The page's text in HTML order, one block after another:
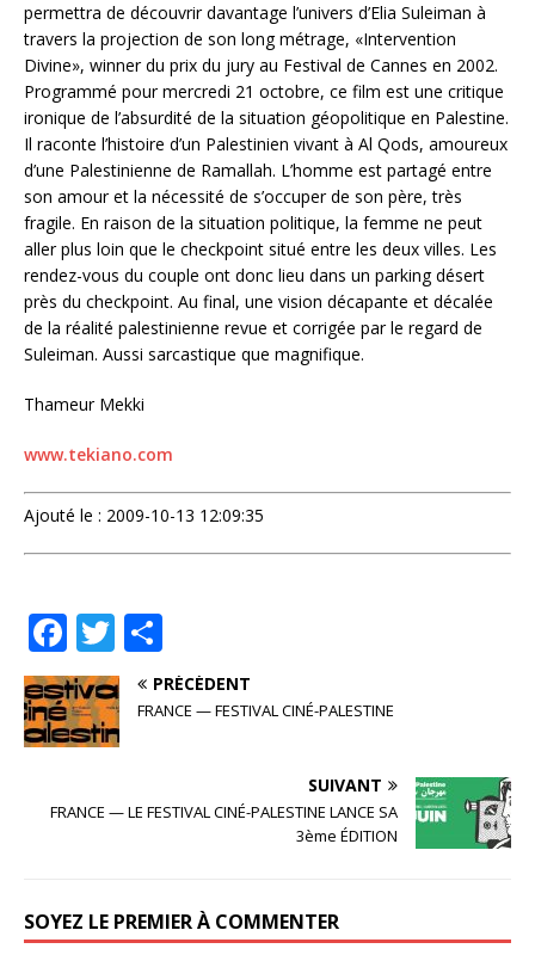
permettra de découvrir davantage l’univers d’Elia Suleiman à
travers la projection de son long métrage, «Intervention
Divine», winner du prix du jury au Festival de Cannes en 2002.
Programmé pour mercredi 21 octobre, ce film est une critique
ironique de l’absurdité de la situation géopolitique en Palestine.
Il raconte l’histoire d’un Palestinien vivant à Al Qods, amoureux
d’une Palestinienne de Ramallah. L’homme est partagé entre
son amour et la nécessité de s’occuper de son père, très
fragile. En raison de la situation politique, la femme ne peut
aller plus loin que le checkpoint situé entre les deux villes. Les
rendez-vous du couple ont donc lieu dans un parking désert
près du checkpoint. Au final, une vision décapante et décalée
de la réalité palestinienne revue et corrigée par le regard de
Suleiman. Aussi sarcastique que magnifique.
Thameur Mekki
www.tekiano.com
Ajouté le : 2009-10-13 12:09:35
F
a
c
e
o
T
w
it
te
ar
ta
r
PRÉCÉDENT
FRANCE — FESTIVAL CINÉ-PALESTINE
SUIVANT
FRANCE — LE FESTIVAL CINÉ-PALESTINE LANCE SA
3ème ÉDITION
SOYEZ LE PREMIER À COMMENTER